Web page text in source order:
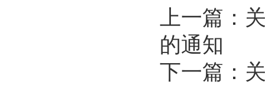
上一篇：
的通知
下一篇：